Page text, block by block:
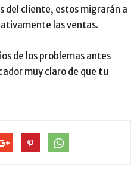
del cliente, estos migrarán a
las ventas.
de los problemas antes
muy claro de que tu